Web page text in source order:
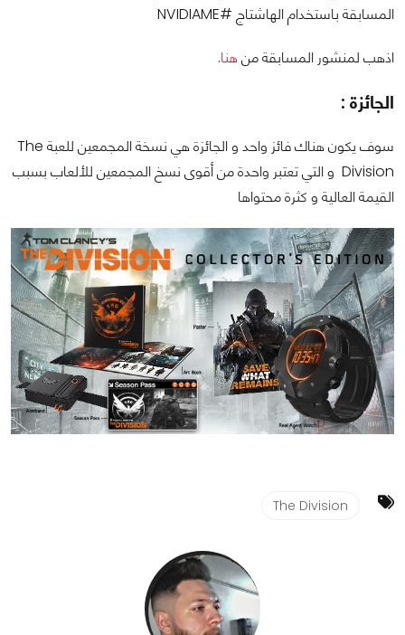
المسابقة باستخدام الهاشتاج #NVIDIAME
اذهب لمنشور المسابقة منهنا.
الجائزة :
سوف يكون هناك فائز واحد و الجائزة هي نسخة المجمعين للعبة The
Division و التي تعتبر واحدة من أقوى نسخ المجمعين للألعاب بسبب
القيمة العالية و كثرة محتواها
The Division